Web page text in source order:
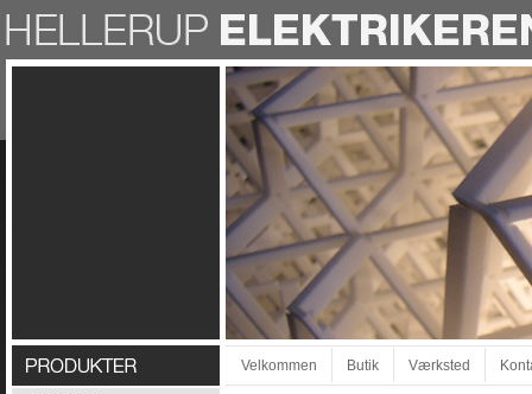
Velkommen Butik Værksted